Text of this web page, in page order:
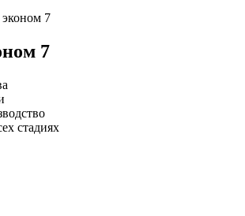
7
7
стадиях